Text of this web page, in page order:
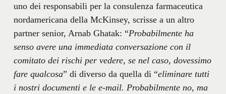
uno dei responsabili per la consulenza farmaceutica
nordamericana della McKinsey, scrisse a un altro
partner senior, Arnab Ghatak: “Probabilmente ha
senso avere una immediata conversazione con il
comitato dei rischi per vedere, se nel caso, dovessimo
fare qualcosa” di diverso da quella di “eliminare tutti
i nostri documenti e le e-mail. Probabilmente no, ma